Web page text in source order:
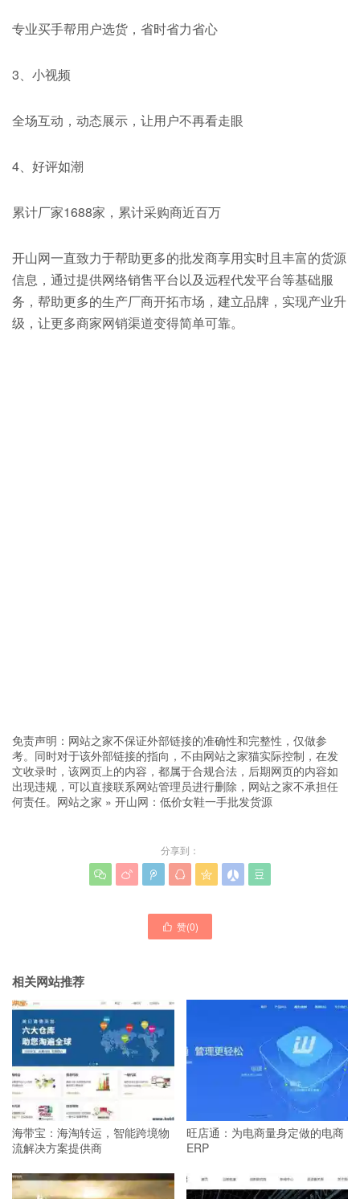
专业买手帮用户选货，省时省力省心
3、小视频
全场互动，动态展示，让用户不再看走眼
4、好评如潮
累计厂家1688家，累计采购商近百万
开山网一直致力于帮助更多的批发商享用实时且丰富的货源
信息，通过提供网络销售平台以及远程代发平台等基础服
务，帮助更多的生产厂商开拓市场，建立品牌，实现产业升
级，让更多商家网销渠道变得简单可靠。
免责声明：网站之家不保证外部链接的准确性和完整性，仅做参
考。同时对于该外部链接的指向，不由网站之家猫实际控制，在发
文收录时，该网页上的内容，都属于合规合法，后期网页的内容如
出现违规，可以直接联系网站管理员进行删除，网站之家不承担任
何责任。 网站之家 » 开山网：低价女鞋一手批发货源
分享到：
      
 赞(0)
相关网站推荐
海带宝：海淘转运，智能跨境物
流解决方案提供商
旺店通：为电商量身定做的电商
ERP